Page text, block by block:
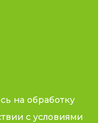
на обработку
с условиями